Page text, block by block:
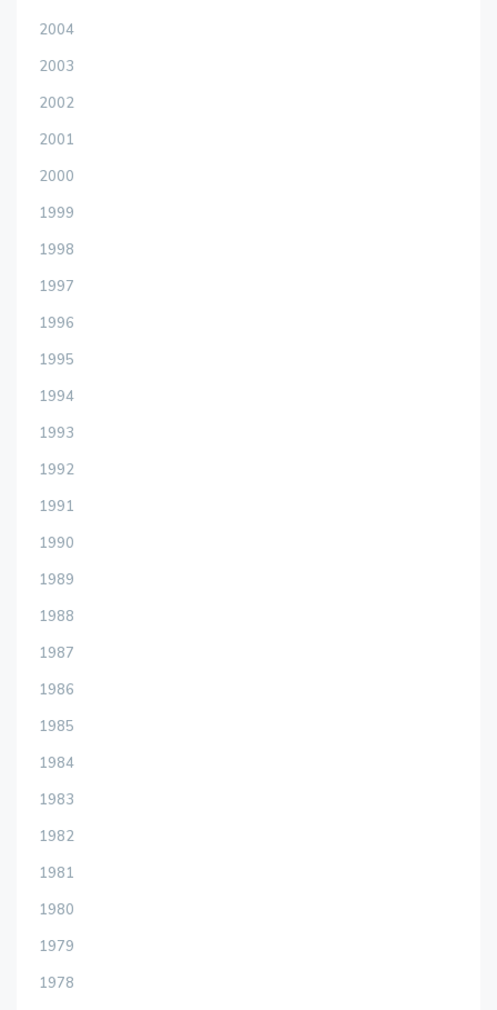
2004
2003
2002
2001
2000
1999
1998
1997
1996
1995
1994
1993
1992
1991
1990
1989
1988
1987
1986
1985
1984
1983
1982
1981
1980
1979
1978